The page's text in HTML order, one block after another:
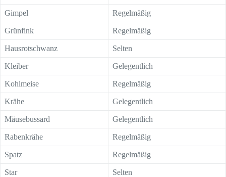
Gimpel Regelmäßig
Grünfink Regelmäßig
Hausrotschwanz Selten
Kleiber Gelegentlich
Kohlmeise Regelmäßig
Krähe Gelegentlich
Mäusebussard Gelegentlich
Rabenkrähe Regelmäßig
Spatz Regelmäßig
Star Selten